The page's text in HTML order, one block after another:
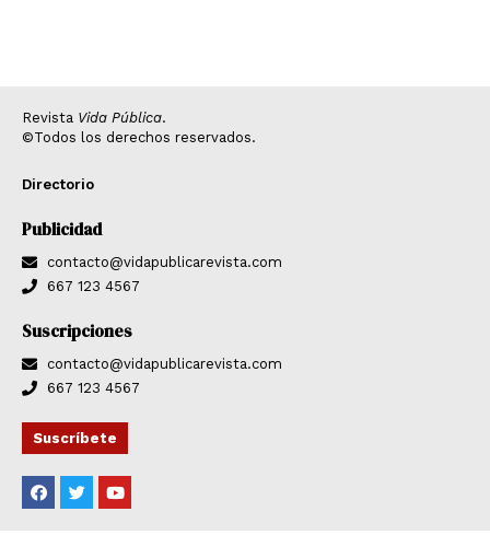
Revista Vida Pública.
©Todos los derechos reservados.
Directorio
Publicidad
contacto@vidapublicarevista.com
667 123 4567
Suscripciones
contacto@vidapublicarevista.com
667 123 4567
Suscríbete
F
a
c
T
w
i
Y
o
u